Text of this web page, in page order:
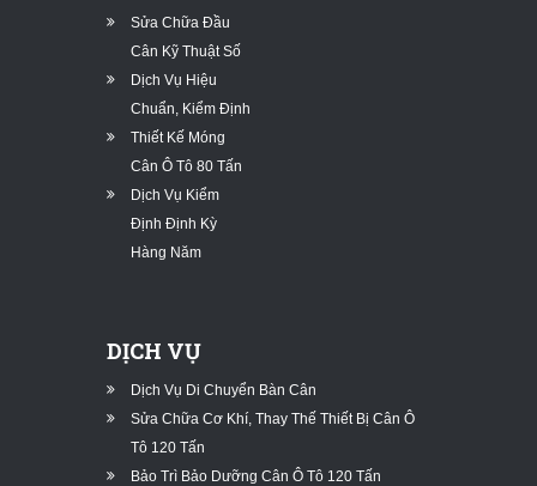
Sửa Chữa Đầu
Cân Kỹ Thuật Số
Dịch Vụ Hiệu
Chuẩn, Kiểm Định
Thiết Kế Móng
Cân Ô Tô 80 Tấn
Dịch Vụ Kiểm
Định Định Kỳ
Hàng Năm
DỊCH VỤ
Dịch Vụ Di Chuyển Bàn Cân
Sửa Chữa Cơ Khí, Thay Thế Thiết Bị Cân Ô
Tô 120 Tấn
Bảo Trì Bảo Dưỡng Cân Ô Tô 120 Tấn